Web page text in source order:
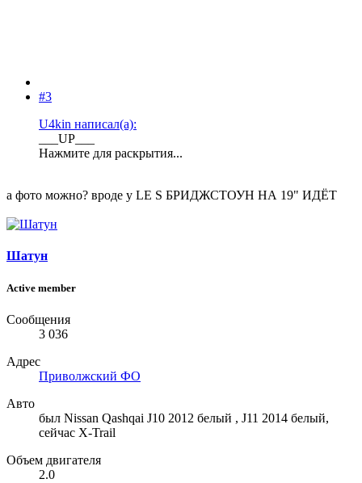
#3
U4kin написал(а):
___UP___
Нажмите для раскрытия...
а фото можно? вроде у LE S БРИДЖСТОУН НА 19" ИДЁТ
Шатун
Active member
Сообщения
3 036
Адрес
Приволжский ФО
Авто
был Nissan Qashqai J10 2012 белый , J11 2014 белый,
сейчас Х-Trail
Объем двигателя
2.0